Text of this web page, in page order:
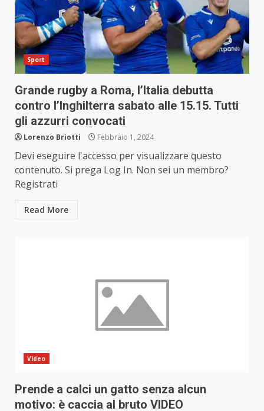
Sport
Grande rugby a Roma, l’Italia debutta
contro l’Inghilterra sabato alle 15.15. Tutti
gli azzurri convocati
Lorenzo Briotti Febbraio 1, 2024
Devi eseguire l'accesso per visualizzare questo
contenuto. Si prega Log In. Non sei un membro?
Registrati
Read More
Video
Prende a calci un gatto senza alcun
motivo: è caccia al bruto VIDEO